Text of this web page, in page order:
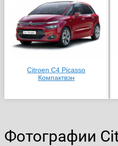
Citroen C4 Picasso
Компактвэн
Фотографии